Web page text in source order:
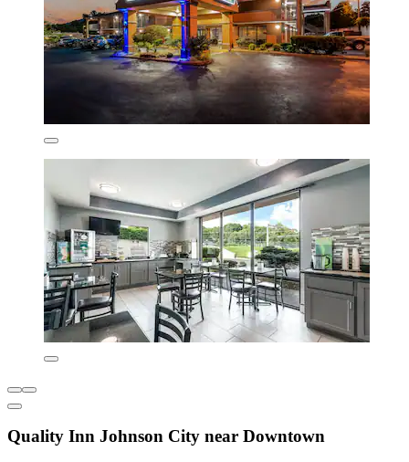
Quality Inn Johnson City near Downtown